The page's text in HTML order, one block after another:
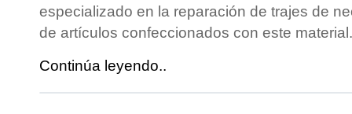
especializado en la reparación de trajes de
de artículos confeccionados con este
Continúa leyendo..